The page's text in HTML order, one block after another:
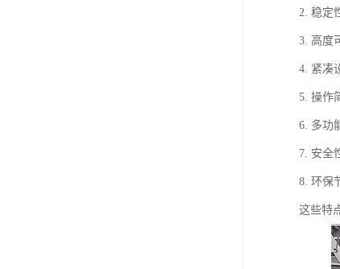
2. 稳定
3. 高度
4. 紧凑
5. 操作
6. 多功
7. 安全
8. 环保
这些特